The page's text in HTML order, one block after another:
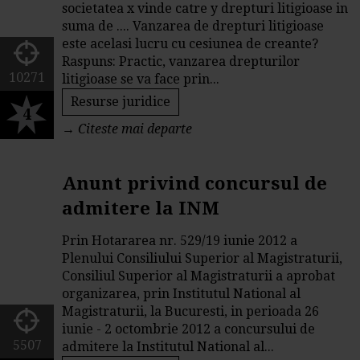
societatea x vinde catre y drepturi litigioase in
suma de .... Vanzarea de drepturi litigioase
este acelasi lucru cu cesiunea de creante?
Raspuns: Practic, vanzarea drepturilor
litigioase se va face prin...
Resurse juridice
→ Citeste mai departe
10271
4
Anunt privind concursul de
admitere la INM
Prin Hotararea nr. 529/19 iunie 2012 a
Plenului Consiliului Superior al Magistraturii,
Consiliul Superior al Magistraturii a aprobat
organizarea, prin Institutul National al
Magistraturii, la Bucuresti, in perioada 26
iunie - 2 octombrie 2012 a concursului de
admitere la Institutul National al...
5507